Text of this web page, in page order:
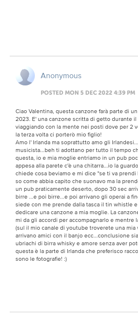
Anonymous
POSTED MON 5 DEC 2022 4:39 PM
Ciao Valentina, questa canzone farà parte di
2023. E' una canzone scritta di getto durante
viaggiando con la mente nei posti dove per 2
la terza volta ci porterò mio figlio!
Amo l' Irlanda ma soprattutto amo gli
musicista...beh ti adottano per tutto il tempo
questa, io e mia moglie entriamo in un pub
appesa alla parete c'è una chitarra...io la
chiede cosa beviamo e mi dice "se ti va prendi
so come abbia capito che suonavo ma la
un pub praticamente deserto, dopo 30 sec
birre ...e poi birre...e poi arrivano gli operai a
siede con me prende dalla tasca il tin whistle
dedicare una canzone a mia moglie. La
mi da gli accordi per accompagnarlo e mentre
(sul il mio canale di youtube troverete una mia
arrivano amici con il banjo ecc...conclusione
ubriachi di birra whisky e amore senza aver
questa è la parte di Irlanda che preferisco
sono le fotografie! :)